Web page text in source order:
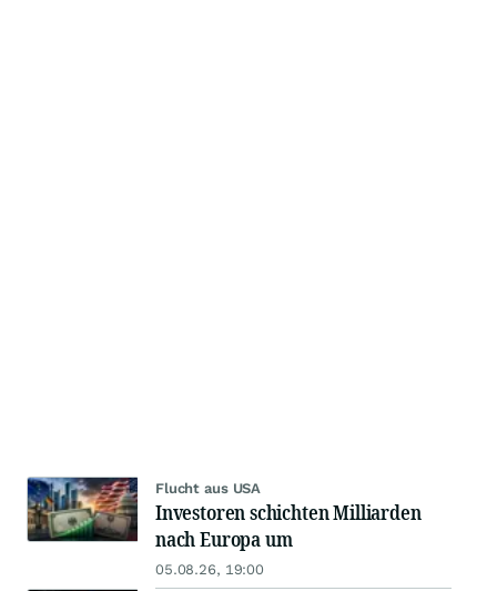
Flucht aus USA
Investoren schichten Milliarden
nach Europa um
05.08.26, 19:00